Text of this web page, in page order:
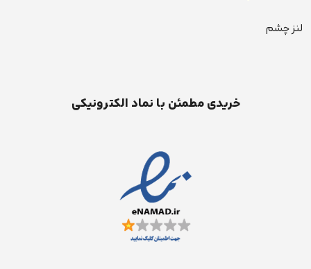
لنز چشم
خریدی مطمئن با نماد الکترونیکی